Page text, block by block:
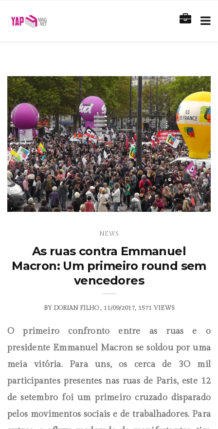
NEWS
As ruas contra Emmanuel
Macron: Um primeiro round sem
vencedores
BY DORIAN FILHO 11/09/2017 1571 VIEWS
O primeiro confronto entre as ruas e o
presidente Emmanuel Macron se soldou por uma
meia vitória. Para uns, os cerca de 3O mil
participantes presentes nas ruas de Paris, este 12
de setembro foi um primeiro cruzado disparado
pelos movimentos sociais e de trabalhadores. Para